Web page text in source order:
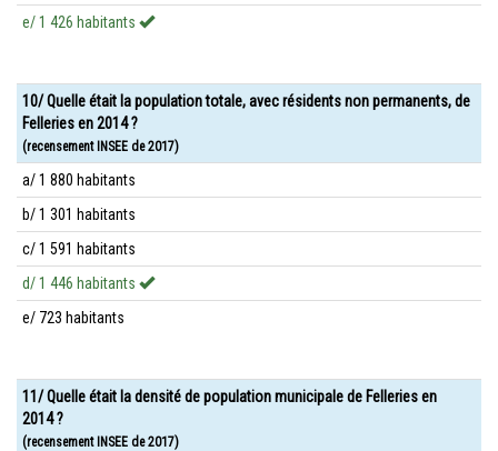
e/ 1 426 habitants
10/ Quelle était la population totale, avec résidents non permanents, de
Felleries en 2014 ?
(recensement INSEE de 2017)
a/ 1 880 habitants
b/ 1 301 habitants
c/ 1 591 habitants
d/ 1 446 habitants
e/ 723 habitants
11/ Quelle était la densité de population municipale de Felleries en
2014 ?
(recensement INSEE de 2017)